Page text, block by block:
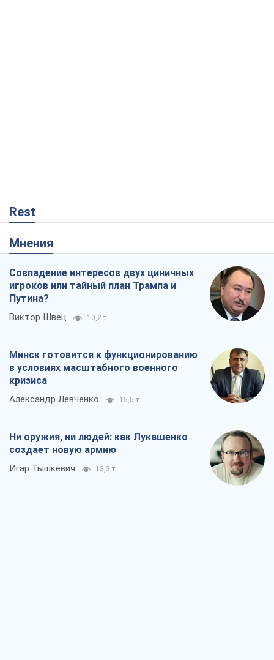
Rest
Мнения
Совпадение интересов двух циничных
игроков или тайный план Трампа и
Путина?
Виктор Швец 10,2 т.
Минск готовится к функционированию
в условиях масштабного военного
кризиса
Александр Левченко 15,5 т.
Ни оружия, ни людей: как Лукашенко
создает новую армию
Игар Тышкевич 13,3 т.